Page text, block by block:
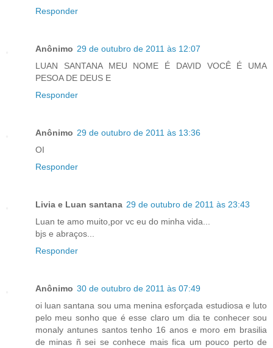
Responder
Anônimo 29 de outubro de 2011 às 12:07
LUAN SANTANA MEU NOME É DAVID VOCÊ É UMA
PESOA DE DEUS E
Responder
Anônimo 29 de outubro de 2011 às 13:36
OI
Responder
Livia e Luan santana 29 de outubro de 2011 às 23:43
Luan te amo muito,por vc eu do minha vida...
bjs e abraços...
Responder
Anônimo 30 de outubro de 2011 às 07:49
oi luan santana sou uma menina esforçada estudiosa e luto
pelo meu sonho que é esse claro um dia te conhecer sou
monaly antunes santos tenho 16 anos e moro em brasilia
de minas ñ sei se conhece mais fica um pouco perto de